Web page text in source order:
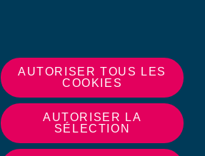
AUTORISER TOUS LES
COOKIES
AUTORISER LA
SÉLECTION